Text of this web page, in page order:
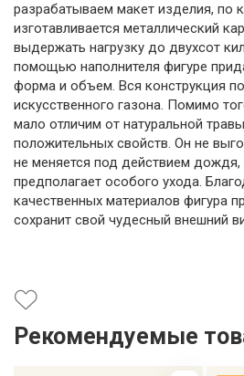
разрабатываем макет изделия, по
изготавливается металлический
выдержать нагрузку до двухсот
помощью наполнителя фигуре
форма и объем. Вся конструкция
искусственного газона. Помимо
мало отличим от натуральной
положительных свойств. Он не
не меняется под действием дождя,
предполагает особого ухода.
качественных материалов фигура
сохранит свой чудесный внешний
Рекомендуемые